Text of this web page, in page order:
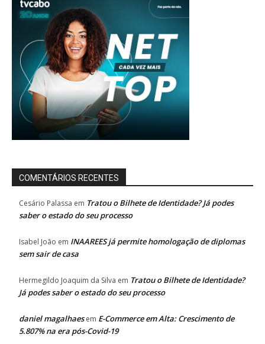
COMENTÁRIOS RECENTES
Cesário Palassa em Tratou o Bilhete de Identidade? Já podes
saber o estado do seu processo
Isabel João em INAAREES já permite homologação de diplomas
sem sair de casa
Hermegildo Joaquim da Silva em Tratou o Bilhete de Identidade?
Já podes saber o estado do seu processo
daniel magalhaesem E-Commerce em Alta: Crescimento de
5.807% na era pós-Covid-19